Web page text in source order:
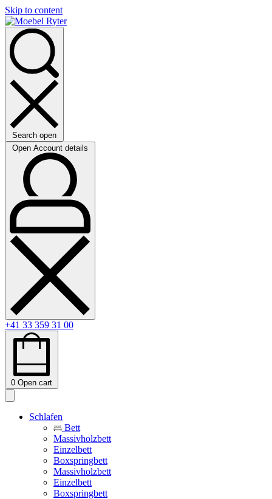
Skip to content
Search open
Open Account details
+41 33 359 31 00
0 Open cart
Schlafen
Bett
Massivholzbett
Einzelbett
Boxspringbett
Massivholzbett
Einzelbett
Boxspringbett